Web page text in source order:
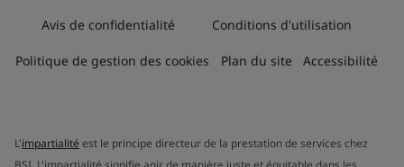
Avis de confidentialité Conditions d'utilisation
Politique de gestion des cookies Plan du site Accessibilité
L'impartialité est le principe directeur de la prestation de services chez